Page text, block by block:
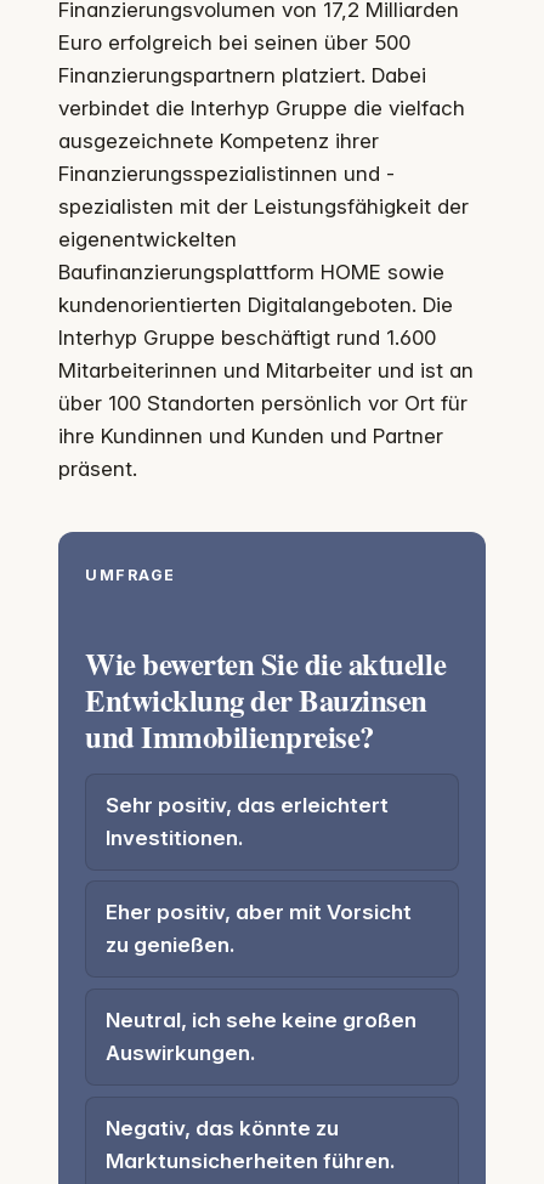
Finanzierungsvolumen von 17,2 Milliarden
Euro erfolgreich bei seinen über 500
Finanzierungspartnern platziert. Dabei
verbindet die Interhyp Gruppe die vielfach
ausgezeichnete Kompetenz ihrer
Finanzierungsspezialistinnen und -
spezialisten mit der Leistungsfähigkeit der
eigenentwickelten
Baufinanzierungsplattform HOME sowie
kundenorientierten Digitalangeboten. Die
Interhyp Gruppe beschäftigt rund 1.600
Mitarbeiterinnen und Mitarbeiter und ist an
über 100 Standorten persönlich vor Ort für
ihre Kundinnen und Kunden und Partner
präsent.
UMFRAGE
Wie bewerten Sie die aktuelle
Entwicklung der Bauzinsen
und Immobilienpreise?
Sehr positiv, das erleichtert
Investitionen.
Eher positiv, aber mit Vorsicht
zu genießen.
Neutral, ich sehe keine großen
Auswirkungen.
Negativ, das könnte zu
Marktunsicherheiten führen.